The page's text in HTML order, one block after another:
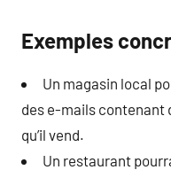
Exemples
Un magasin local
des e-mails contenant
qu’il vend.
Un restaurant